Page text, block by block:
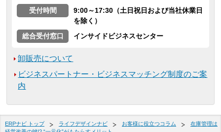
受付時間
9:00～17:30（土日祝日および当社休業日
を除く）
総合受付窓口
インサイドビジネスセンター
卸販売について
ビジネスパートナー・ビジネスマッチング制度のご案
内
ERPナビ トップ ライフデザインナビ お客様に役立つコラム
在庫管理は